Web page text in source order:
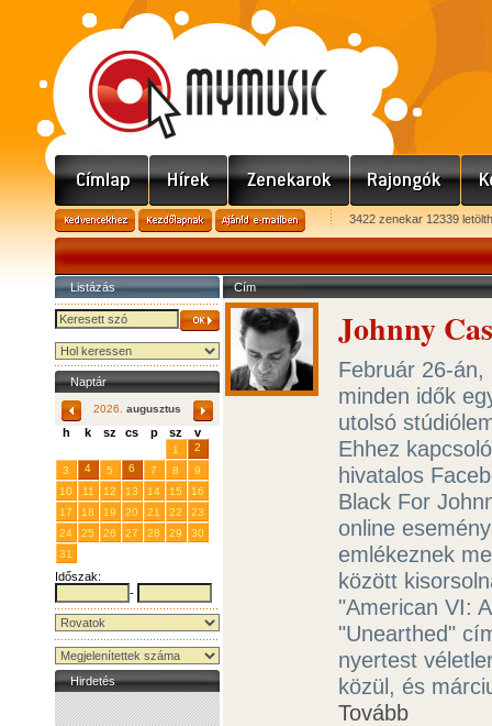
3422 zenekar 12339
Listázás
Naptár
2026. augusztus
h k sz cs p sz v
1
2
3
4 5 6 7 8
9
10
11 12 13 14 15
16
17
18 19 20 21 22
23
24
25 26 27 28 29
30
31
Időszak:
-
Hirdetés
Cím
Johnny
Február 26-
minden idők
utolsó
Ehhez
hivatalos
Black For
online
emlékeznek
között
"American VI:
"Unearthed"
nyertest
közül, és
Tovább